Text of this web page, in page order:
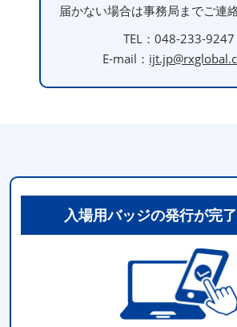
届かない場合は事務局までご連
TEL：048-233-9247
E-mail：
入場用バッジの発行が完